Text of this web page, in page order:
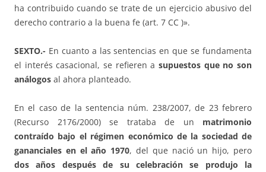
ha contribuido cuando se trate de un ejercicio abusivo del
derecho contrario a la buena fe (art. 7 CC )».
SEXTO.- En cuanto a las sentencias en que se fundamenta
el interés casacional, se refieren a supuestos que no son
análogos al ahora planteado.
En el caso de la sentencia núm. 238/2007, de 23 febrero
(Recurso 2176/2000) se trataba de un matrimonio
contraído bajo el régimen económico de la sociedad de
gananciales en el año 1970, del que nació un hijo, pero
dos años después de su celebración se produjo la